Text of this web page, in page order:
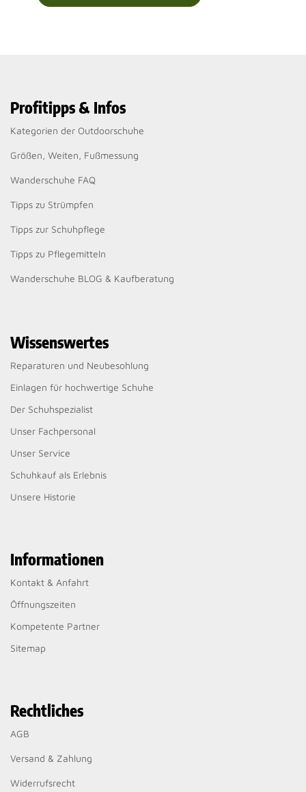
Profitipps & Infos
Kategorien der Outdoorschuhe
Größen, Weiten, Fußmessung
Wanderschuhe FAQ
Tipps zu Strümpfen
Tipps zur Schuhpflege
Tipps zu Pflegemitteln
Wanderschuhe BLOG & Kaufberatung
Wissenswertes
Reparaturen und Neubesohlung
Einlagen für hochwertige Schuhe
Der Schuhspezialist
Unser Fachpersonal
Unser Service
Schuhkauf als Erlebnis
Unsere Historie
Informationen
Kontakt & Anfahrt
Öffnungszeiten
Kompetente Partner
Sitemap
Rechtliches
AGB
Versand & Zahlung
Widerrufsrecht